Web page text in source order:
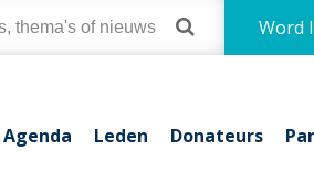
Word
Agenda Leden Donateurs